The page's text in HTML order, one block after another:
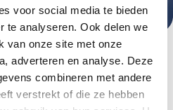
voor social media te bieden
te analyseren. Ook delen we
van onze site met onze
adverteren en analyse. Deze
combineren met andere
verstrekt of die ze hebben